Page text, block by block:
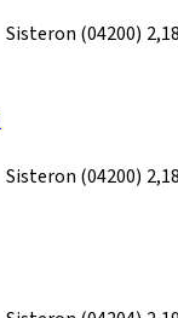
Sisteron (04200)
Sisteron (04200)